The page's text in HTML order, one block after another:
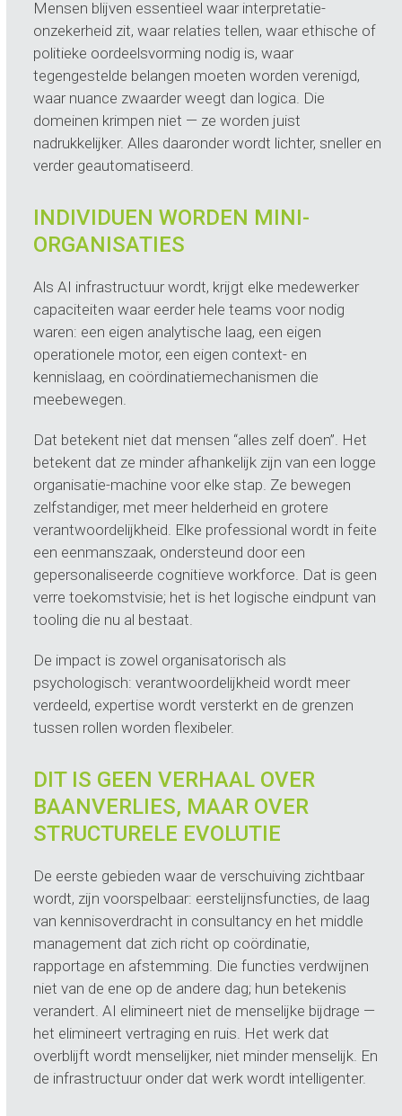
Mensen blijven essentieel waar interpretatie-
onzekerheid zit, waar relaties tellen, waar ethische of
politieke oordeelsvorming nodig is, waar
tegengestelde belangen moeten worden verenigd,
waar nuance zwaarder weegt dan logica. Die
domeinen krimpen niet — ze worden juist
nadrukkelijker. Alles daaronder wordt lichter, sneller en
verder geautomatiseerd.
INDIVIDUEN WORDEN MINI-
ORGANISATIES
Als AI infrastructuur wordt, krijgt elke medewerker
capaciteiten waar eerder hele teams voor nodig
waren: een eigen analytische laag, een eigen
operationele motor, een eigen context- en
kennislaag, en coördinatiemechanismen die
meebewegen.
Dat betekent niet dat mensen “alles zelf doen”. Het
betekent dat ze minder afhankelijk zijn van een logge
organisatie-machine voor elke stap. Ze bewegen
zelfstandiger, met meer helderheid en grotere
verantwoordelijkheid. Elke professional wordt in feite
een eenmanszaak, ondersteund door een
gepersonaliseerde cognitieve workforce. Dat is geen
verre toekomstvisie; het is het logische eindpunt van
tooling die nu al bestaat.
De impact is zowel organisatorisch als
psychologisch: verantwoordelijkheid wordt meer
verdeeld, expertise wordt versterkt en de grenzen
tussen rollen worden flexibeler.
DIT IS GEEN VERHAAL OVER
BAANVERLIES, MAAR OVER
STRUCTURELE EVOLUTIE
De eerste gebieden waar de verschuiving zichtbaar
wordt, zijn voorspelbaar: eerstelijnsfuncties, de laag
van kennisoverdracht in consultancy en het middle
management dat zich richt op coördinatie,
rapportage en afstemming. Die functies verdwijnen
niet van de ene op de andere dag; hun betekenis
verandert. AI elimineert niet de menselijke bijdrage —
het elimineert vertraging en ruis. Het werk dat
overblijft wordt menselijker, niet minder menselijk. En
de infrastructuur onder dat werk wordt intelligenter.